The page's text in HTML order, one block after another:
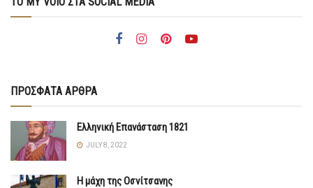
ΠΡΟΣΦΑΤΑ ΑΡΘΡΑ
Ελληνική Επανάσταση 1821
JULY 8, 2022
Η μάχη της Οσνίτσανης